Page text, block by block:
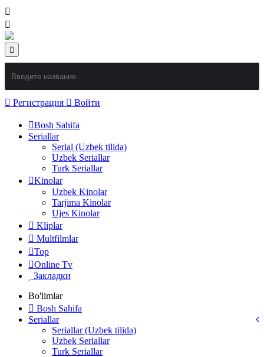
Регистрация Войти
Bosh Sahifa
Seriallar
Serial (Uzbek tilida)
Uzbek Seriallar
Turk Seriallar
Kinolar
Uzbek Kinolar
Tarjima Kinolar
Ujes Kinolar
Kliplar
Multfilmlar
Top
Online Tv
Закладки
Bo'limlar
Bosh Sahifa
Seriallar
Seriallar (Uzbek tilida)
Uzbek Seriallar
Turk Seriallar